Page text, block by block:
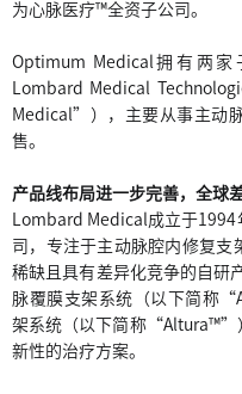
为心脉医疗™全资子公司。
Optimum Medical拥有两家
Lombard Medical
Medical”），主要从事主动
售。
产品线布局进一步完善，全球
Lombard Medical成立于
司，专注于主动脉腔内修复支
稀缺且具有差异化竞争的自研
脉覆膜支架系统（以下简称
架系统（以下简称“Altura™”
新性的治疗方案。